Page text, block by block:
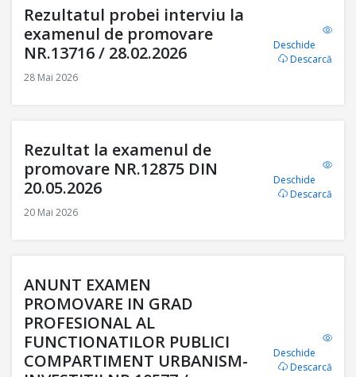
Rezultatul probei interviu la
examenul de promovare
NR.13716 / 28.02.2026
28 Mai 2026
Deschide
Descarcă
Rezultat la examenul de
promovare NR.12875 DIN
20.05.2026
20 Mai 2026
Deschide
Descarcă
ANUNT EXAMEN
PROMOVARE IN GRAD
PROFESIONAL AL
FUNCTIONATILOR PUBLICI
COMPARTIMENT URBANISM-
Deschide
Descarcă